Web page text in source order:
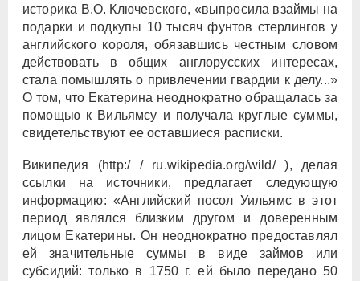
историка В.О. Ключевского, «выпросила взаймы на
подарки и подкупы 10 тысяч фунтов стерлингов у
английского короля, обязавшись честным словом
действовать в общих англорусских интересах,
стала помышлять о привлечении гвардии к делу...»
О том, что Екатерина неоднократно обращалась за
помощью к Вильямсу и получала круглые суммы,
свидетельствуют ее оставшиеся расписки.
Википедия (http:/ / ru.wikipedia.org/wild/ ), делая
ссылки на источники, предлагает следующую
информацию: «Английский посол Уильямс в этот
период являлся близким другом и доверенным
лицом Екатерины. Он неоднократно предоставлял
ей значительные суммы в виде займов или
субсидий: только в 1750 г. ей было передано 50